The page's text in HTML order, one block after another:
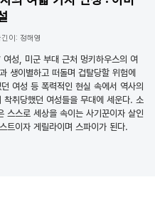
이: 정해영
여성, 미군 부대 근처 멍키하우스의 여
생이별하고 떠돌며 겁탈당할 위험에
여성 등 폭력적인 현실 속에서 역사의
착취당했던 여성들을 무대에 세운다. 소
스스로 세상을 속이는 사기꾼이자 살인
트이자 게릴라이며 스파이가 된다.